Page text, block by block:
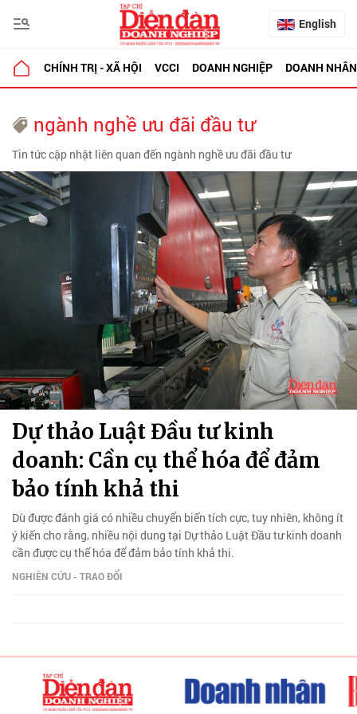
English
CHÍNH TRỊ - XÃ HỘI VCCI DOANH NGHIỆP DOANH NHÂN
ngành nghề ưu đãi đầu tư
Tin tức cập nhật liên quan đến ngành nghề ưu đãi đầu tư
Dự thảo Luật Đầu tư kinh
doanh: Cần cụ thể hóa để đảm
bảo tính khả thi
Dù được đánh giá có nhiều chuyển biến tích cực, tuy nhiên, không ít
ý kiến cho rằng, nhiều nội dung tại Dự thảo Luật Đầu tư kinh doanh
cần được cụ thể hóa để đảm bảo tính khả thi.
NGHIÊN CỨU - TRAO ĐỔI